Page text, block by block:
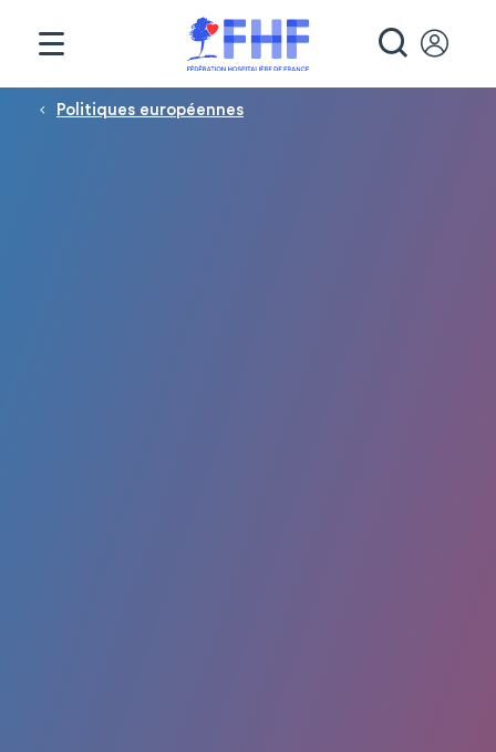
Fil d'Ariane
Politiques européennes
Panneau de gestion des cookies